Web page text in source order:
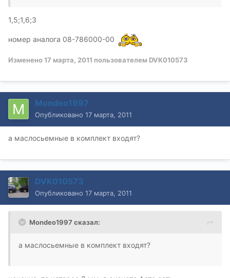
1,5;1,6;3
номер аналога 08-786000-00
Изменено17 марта, 2011 пользователем DVK010573
Mondeo1997
Опубликовано 17 марта, 2011
а маслосьемные в комплект входят?
DVK010573
Опубликовано 17 марта, 2011
Mondeo1997 сказал:
а маслосьемные в комплект входят?